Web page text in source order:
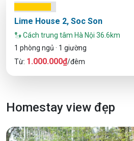
Lime House 2, Soc Son
Cách trung tâm Hà Nội 36.6km
1 phòng ngủ · 1 giường
Từ: 1.000.000₫/đêm
Homestay view đẹp